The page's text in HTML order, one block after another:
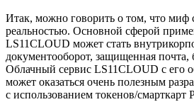
Итак, можно говорить о том, что миф
реальностью. Основной сферой
LS11CLOUD может стать
документооборот, защищенная почта,
Облачный сервис LS11CLOUD с его
может оказаться очень полезным
с использованием токенов/смарткарт